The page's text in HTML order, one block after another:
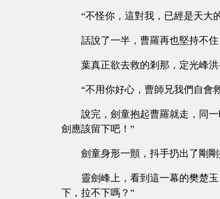
“不怪你，這對我，已經是天大
話說了一半，曹羅再也堅持不
葉真正欲去救的剎那，定光峰
“不用你好心，曹師兄我們自會
說完，劍童抱起曹羅就走，同
劍應該留下吧！”
劍童身形一顫，抖手扔出了剛
靈劍峰上，看到這一幕的樊楚
下，拉不下嗎？”